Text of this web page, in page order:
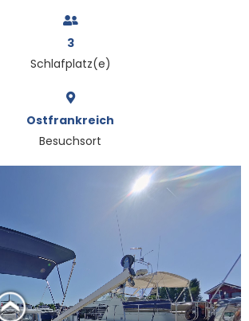
3
Schlafplatz(e)
Ostfrankreich
Besuchsort